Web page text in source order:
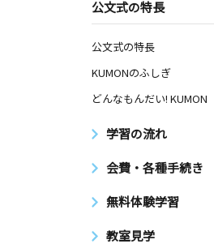
公文式の特長
公文式の特長
KUMONのふしぎ
どんなもんだい! KUMON
学習の流れ
会費・各種手続き
無料体験学習
教室見学